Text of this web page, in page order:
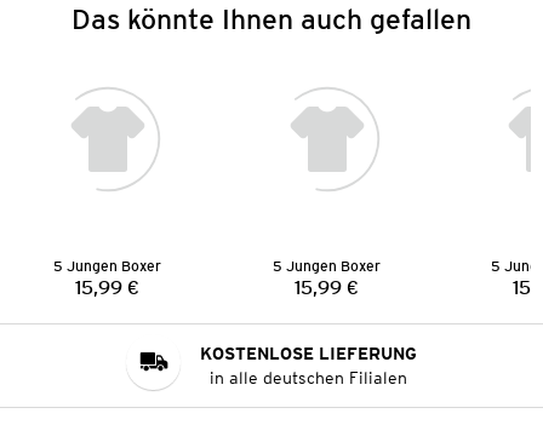
Das könnte Ihnen auch gefallen
5 Jungen Boxer
Preis:
15,99 €
5 Jungen Boxer
Preis:
15,99 €
5
KOSTENLOSE LIEFERUNG
in alle deutschen Filialen